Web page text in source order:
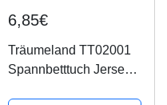
6,85€
Träumeland TT02001
Spannbetttuch Jersey,